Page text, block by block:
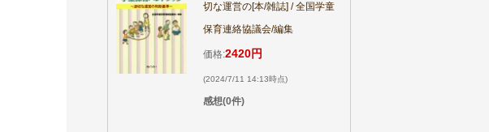
切な運営の[本/雑誌] / 全国学童
保育連絡協議会/編集
価格:2420円
(2024/7/11 14:13時点)
感想(0件)